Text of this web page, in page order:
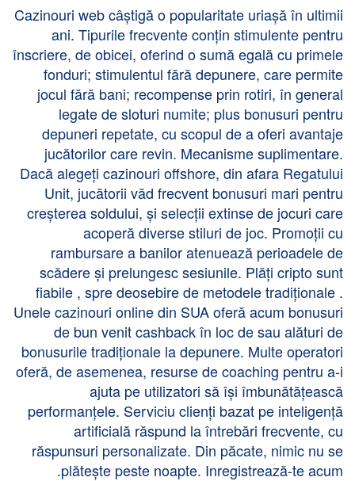
Cazinouri web câștigă o popularitate uriașă în ultimii
ani. Tipurile frecvente conțin stimulente pentru
înscriere, de obicei, oferind o sumă egală cu primele
fonduri; stimulentul fără depunere, care permite
jocul fără bani; recompense prin rotiri, în general
legate de sloturi numite; plus bonusuri pentru
depuneri repetate, cu scopul de a oferi avantaje
jucătorilor care revin. Mecanisme suplimentare.
Dacă alegeți cazinouri offshore, din afara Regatului
Unit, jucătorii văd frecvent bonusuri mari pentru
creșterea soldului, și selecții extinse de jocuri care
acoperă diverse stiluri de joc. Promoții cu
rambursare a banilor atenuează perioadele de
scădere și prelungesc sesiunile. Plăți cripto sunt
fiabile , spre deosebire de metodele tradiționale .
Unele cazinouri online din SUA oferă acum bonusuri
de bun venit cashback în loc de sau alături de
bonusurile tradiționale la depunere. Multe operatori
oferă, de asemenea, resurse de coaching pentru a-i
ajuta pe utilizatori să își îmbunătățească
performanțele. Serviciu clienți bazat pe inteligență
artificială răspund la întrebări frecvente, cu
răspunsuri personalizate. Din păcate, nimic nu se
plătește peste noapte. Inregistrează-te acum.